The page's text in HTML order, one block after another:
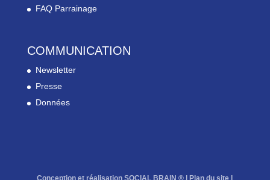
FAQ Parrainage
COMMUNICATION
Newsletter
Presse
Données